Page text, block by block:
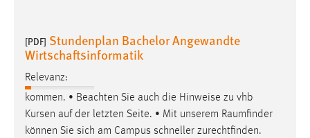
[PDF] Stundenplan Bachelor Angewandte
Wirtschaftsinformatik
Relevanz:
kommen. • Beachten Sie auch die Hinweise zu vhb
Kursen auf der letzten Seite. • Mit unserem Raumfinder
können Sie sich am Campus schneller zurechtfinden.
_gcl_au
Google Ireland Limited
Zweck: